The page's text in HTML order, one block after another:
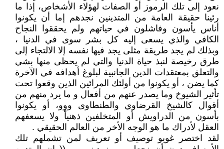
نعود إلى تلك الرموز أو الصفات لهؤلاء الأشخاص، إذا ما
رئينا حقيقة العامة من المتدينين نجدهم إما أن يكونوا
أناس يأسون وفاشلون في حياتهم ولم يحققوا النجاح
الكافي والذي يسعى إليه كل بشر سوى في الدنيا ،
وبذلك لم يجد طريقة مثلى يجد فيها نفسه إلا الالتجاء إلى
طرق رخيصة لنبذ حياة الدنيا والتي لم يحظى منها بشي
والتعلق بمعتقدات الدين الجانبية لبلوغ أهدافه في الآخرة
كما يضن ، أو يكونوا من أولئك المرائين الذين وقعوا تحت
تأثير الشيوخ وما يصدر عنهم من أفعال و ما يرد منهم من
أقوال كالشيخ القرضاوي والطنطاوى ووو، أو يكونوا
بأسون من الدراويش أو المتخلفين ذهنياً ولا يسعفهم
العقل لأدراك ما هو الوجه الأخر من العالم الحقيقي .
لقد اختصر غويو توصيف أو تعريف لمن تشملهم تلك